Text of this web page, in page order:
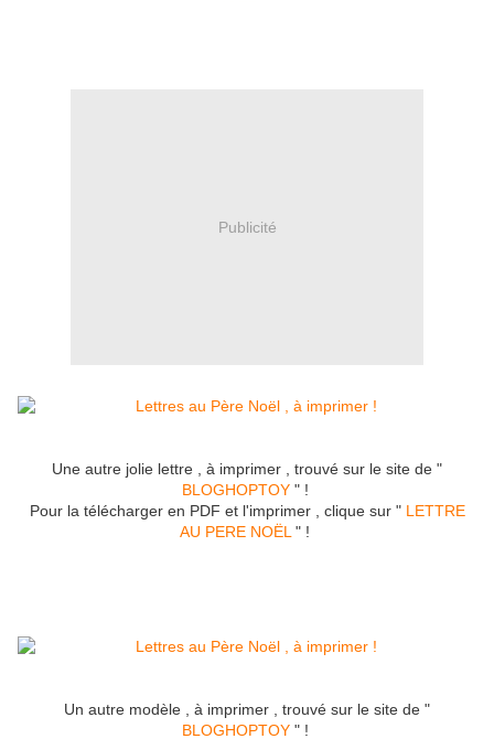
Publicité
Une autre jolie lettre , à imprimer , trouvé sur le site de "
BLOGHOPTOY" !
Pour la télécharger en PDF et l'imprimer , clique sur " LETTRE
AU PERE NOËL " !
Un autre modèle , à imprimer , trouvé sur le site de "
BLOGHOPTOY" !